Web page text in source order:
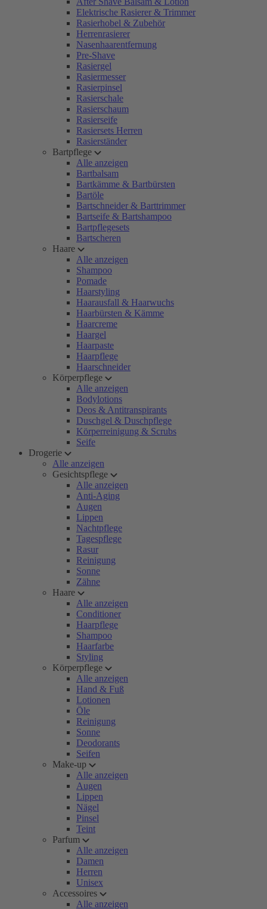
Elektrische Rasierer & Trimmer
Rasierhobel & Zubehör
Herrenrasierer
Nasenhaarentfernung
Pre-Shave
Rasiergel
Rasiermesser
Rasierpinsel
Rasierschale
Rasierschaum
Rasierseife
Rasiersets Herren
Rasierständer
Bartpflege
Alle anzeigen
Bartbalsam
Bartkämme & Bartbürsten
Bartöle
Bartschneider & Barttrimmer
Bartseife & Bartshampoo
Bartpflegesets
Bartscheren
Haare
Alle anzeigen
Shampoo
Pomade
Haarstyling
Haarausfall & Haarwuchs
Haarbürsten & Kämme
Haarcreme
Haargel
Haarpaste
Haarpflege
Haarschneider
Körperpflege
Alle anzeigen
Bodylotions
Deos & Antitranspirants
Duschgel & Duschpflege
Körperreinigung & Scrubs
Seife
Drogerie
Alle anzeigen
Gesichtspflege
Alle anzeigen
Anti-Aging
Augen
Lippen
Nachtpflege
Tagespflege
Rasur
Reinigung
Sonne
Zähne
Haare
Alle anzeigen
Conditioner
Haarpflege
Shampoo
Haarfarbe
Styling
Körperpflege
Alle anzeigen
Hand & Fuß
Lotionen
Öle
Reinigung
Sonne
Deodorants
Seifen
Make-up
Alle anzeigen
Augen
Lippen
Nägel
Pinsel
Teint
Parfum
Alle anzeigen
Damen
Herren
Unisex
Accessoires
Alle anzeigen